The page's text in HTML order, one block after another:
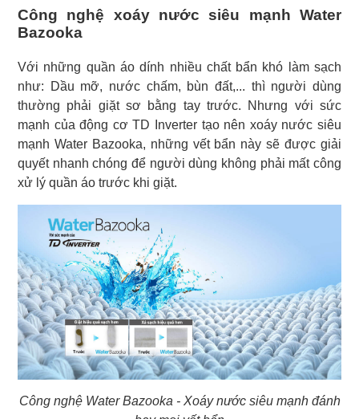
Công nghệ xoáy nước siêu mạnh Water
Bazooka
Với những quần áo dính nhiều chất bẩn khó làm sạch
như: Dầu mỡ, nước chấm, bùn đất,... thì người dùng
thường phải giặt sơ bằng tay trước. Nhưng với sức
mạnh của động cơ TD Inverter tạo nên xoáy nước siêu
mạnh Water Bazooka, những vết bẩn này sẽ được giải
quyết nhanh chóng để người dùng không phải mất công
xử lý quần áo trước khi giặt.
Công nghệ Water Bazooka - Xoáy nước siêu mạnh đánh